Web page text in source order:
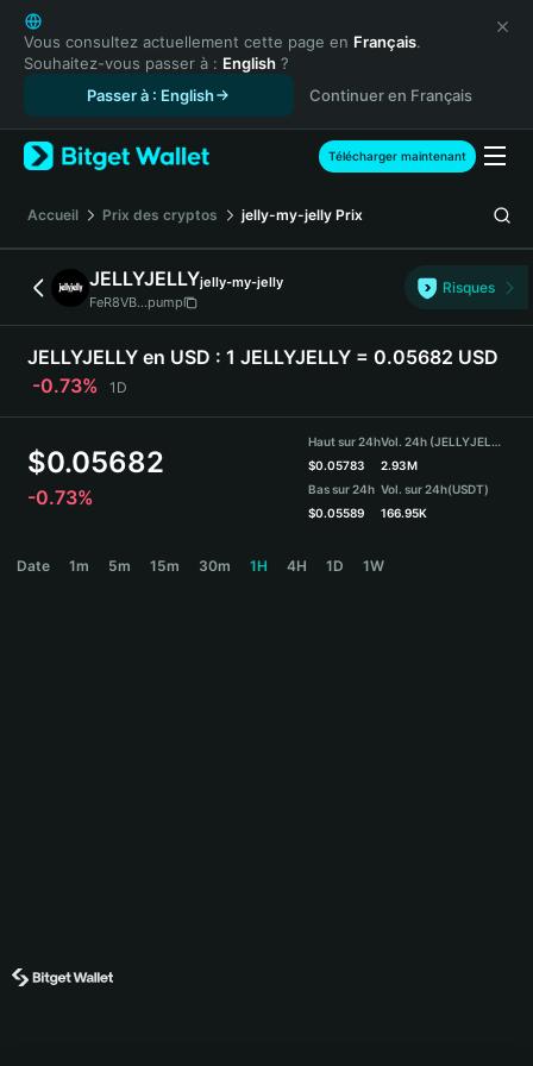
English
日本語
Tiếng Việt
Español (Latinoamérica)
Türkçe
Français
Deutsch
繁體中文
Português (Portugal)
Bahasa Indonesia
ภาษาไทย
हिन्दी
Español
Português (Brasil)
Vous consultez actuellement cette page en Français.
Souhaitez-vous passer à : English ?
Passer à : English
Continuer en Français
Télécharger maintenant
Accueil Prix des cryptos jelly-my-jelly Prix
JELLYJELLYjelly-my-jelly
FeR8VB...pump
Risques
JELLYJELLY en USD : 1 JELLYJELLY = 0.05682 USD
-0.73%
1D
$0.05682
-0.73%
Haut sur 24h
$0.05783
Bas sur 24h
$0.05589
Vol. 24h (JELLYJELLY)
2.93M
Vol. sur 24h(USDT)
166.95K
Date 1m 5m 15m 30m 1H 4H 1D 1W